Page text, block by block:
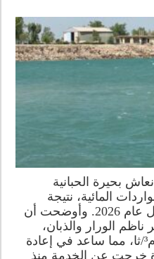
بحيرة الحبانية
المائية، نتيجة
موجات الأمطار والسيول خلال عام 2026. وأوضحت أن
ناظم الورار والذبان،
أسهمت بتأمين أكثر من 130 م³/ثا، مما ساعد في إعادة
خرجت عن الخدمة منذ